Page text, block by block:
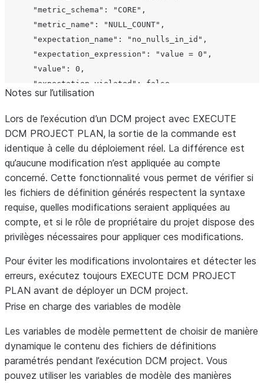
changeset[].changes[].id_label
Un
MIN
Nom de l’attente tel que
défini dans le projet.
expectation_expression
(par exemple,value
=
0 ,``value >= 0``).
value
Résultat de l’évaluation de
la fonction de métrique
des données. Présente
uniquement lorsque
expectation_violated
est``false``.
expectation_violated
Si l’attente a été respectée
ou non.truesi la valeur
de la métrique ne satisfait
pas l’expression d’attente ;
contraire.
column_names
Tableau de noms de
colonnes sur lesquels la
      "metric_schema": "CORE",
      "metric_name": "NULL_COUNT",
      "expectation_name": "no_nulls_in_id",
      "expectation_expression": "value = 0",
      "value": 0,
      "expectation_violated": false,
      "column_names": ["ID"]
    },
    {
      "table_name": "db.schema.my_table",
      "metric_database": "SNOWFLAKE",
      "metric_schema": "CORE",
      "metric_name": "UNIQUE_COUNT",
      "expectation_name": "unique_id_check",
      "expectation_expression": "value >= 100",
      "value": null,
      "column_names": ["ID"]
    }
  ]
Notes sur l’utilisation
Lors de l’exécution d’un DCM project avec EXECUTE
DCM PROJECT PLAN, la sortie de la commande est
identique à celle du déploiement réel. La différence est
qu’aucune modification n’est appliquée au compte
concerné. Cette fonctionnalité vous permet de vérifier si
les fichiers de définition générés respectent la syntaxe
requise, quelles modifications seraient appliquées au
compte, et si le rôle de propriétaire du projet dispose des
privilèges nécessaires pour appliquer ces modifications.
Pour éviter les modifications involontaires et détecter les
erreurs, exécutez toujours EXECUTE DCM PROJECT
PLAN avant de déployer un DCM project.
Prise en charge des variables de modèle
Les variables de modèle permettent de choisir de manière
dynamique le contenu des fichiers de définitions
paramétrés pendant l’exécution DCM project. Vous
pouvez utiliser les variables de modèle des manières